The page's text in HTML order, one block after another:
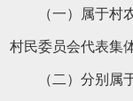
（一）属于村农
村民委员会代表集
（二）分别属于